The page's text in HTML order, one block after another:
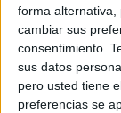
forma alternativa,
cambiar sus
consentimiento.
sus datos
pero usted tiene
preferencias se
bronce que se
La
Jaime López